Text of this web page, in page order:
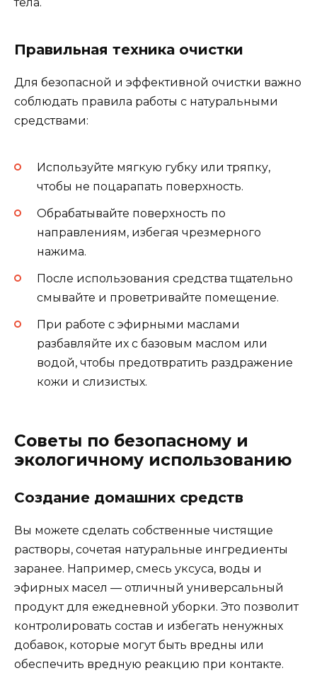
тела.
Правильная техника очистки
Для безопасной и эффективной очистки важно
соблюдать правила работы с натуральными
средствами:
Используйте мягкую губку или тряпку,
чтобы не поцарапать поверхность.
Обрабатывайте поверхность по
направлениям, избегая чрезмерного
нажима.
После использования средства тщательно
смывайте и проветривайте помещение.
При работе с эфирными маслами
разбавляйте их с базовым маслом или
водой, чтобы предотвратить раздражение
кожи и слизистых.
Советы по безопасному и
экологичному использованию
Создание домашних средств
Вы можете сделать собственные чистящие
растворы, сочетая натуральные ингредиенты
заранее. Например, смесь уксуса, воды и
эфирных масел — отличный универсальный
продукт для ежедневной уборки. Это позволит
контролировать состав и избегать ненужных
добавок, которые могут быть вредны или
обеспечить вредную реакцию при контакте.